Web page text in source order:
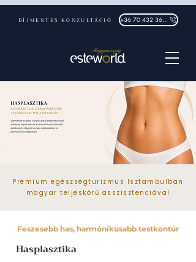
DÍJMENTES KONZULTÁCIÓ +36 70 432 3632
Prémium egészségturizmus Isztambulban
magyar teljeskörű asszisztenciával
Feszesebb has, harmónikusabb testkontúr
Hasplasztika